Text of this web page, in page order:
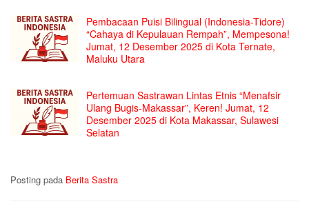
Pembacaan Puisi Bilingual (Indonesia-Tidore)
“Cahaya di Kepulauan Rempah”, Mempesona!
Jumat, 12 Desember 2025 di Kota Ternate,
Maluku Utara
Pertemuan Sastrawan Lintas Etnis “Menafsir
Ulang Bugis-Makassar”, Keren! Jumat, 12
Desember 2025 di Kota Makassar, Sulawesi
Selatan
Posting pada Berita Sastra